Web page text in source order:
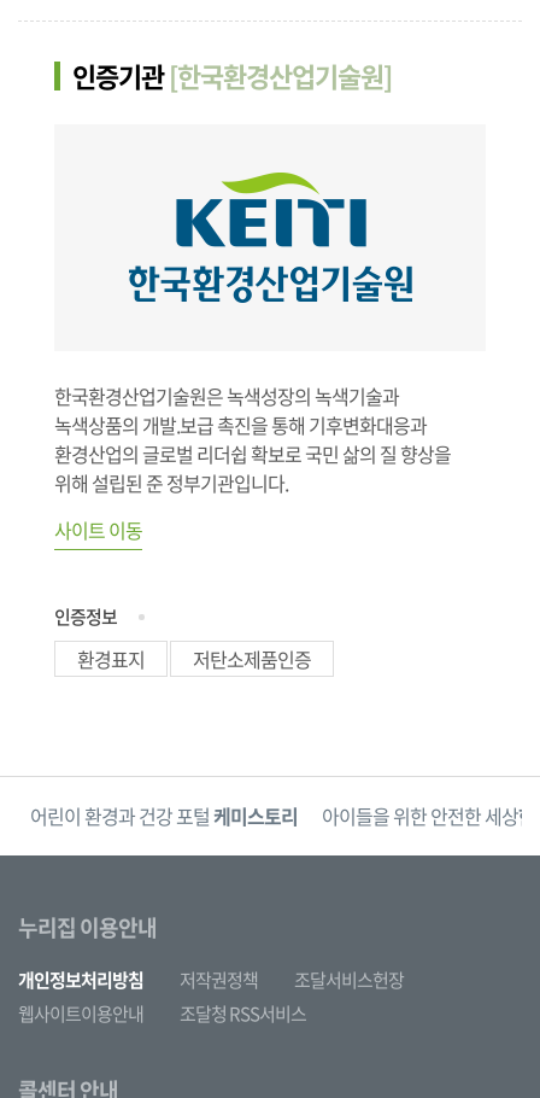
인증기관[한국환경산업기술원]
한국환경산업기술원은 녹색성장의 녹색기술과
녹색상품의 개발.보급 촉진을 통해 기후변화대응과
환경산업의 글로벌 리더쉽 확보로 국민 삶의 질 향상을
위해 설립된 준 정부기관입니다.
사이트 이동
인증정보
환경표지 저탄소제품인증
어린이 환경과 건강 포털케미스토리 아이들을 위한 안전한 세상
누리집 이용안내
개인정보처리방침 저작권정책
조달서비스헌장
웹사이트이용안내
조달청 RSS서비스
콜센터 안내